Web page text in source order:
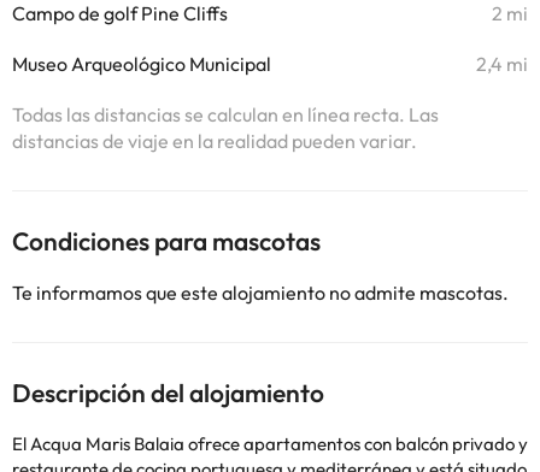
Campo de golf Pine Cliffs 2 mi
Museo Arqueológico Municipal 2,4 mi
Todas las distancias se calculan en línea recta. Las
distancias de viaje en la realidad pueden variar.
Condiciones para mascotas
Te informamos que este alojamiento no admite mascotas.
Descripción del alojamiento
El Acqua Maris Balaia ofrece apartamentos con balcón privado y